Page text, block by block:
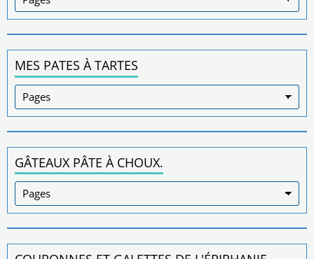
MES PATES À TARTES
GÂTEAUX PÂTE À CHOUX.